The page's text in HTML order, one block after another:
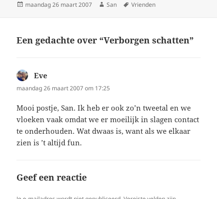
Geplaatst
maandag 26 maart 2007 Auteur
San Tags
Vrienden
Een gedachte over “Verborgen schatten”
Eve
maandag 26 maart 2007 om 17:25
Mooi postje, San. Ik heb er ook zo’n tweetal en we
vloeken vaak omdat we er moeilijk in slagen contact
te onderhouden. Wat dwaas is, want als we elkaar
zien is ’t altijd fun.
Geef een reactie